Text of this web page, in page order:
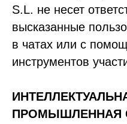
S.L. не несет
высказанные
в чатах или с
инструментов
ПРОМЫШЛЕННАЯ